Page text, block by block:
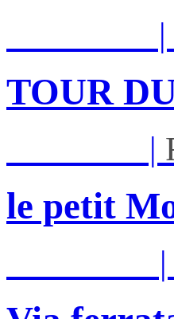
|
TOUR
|
le petit
|